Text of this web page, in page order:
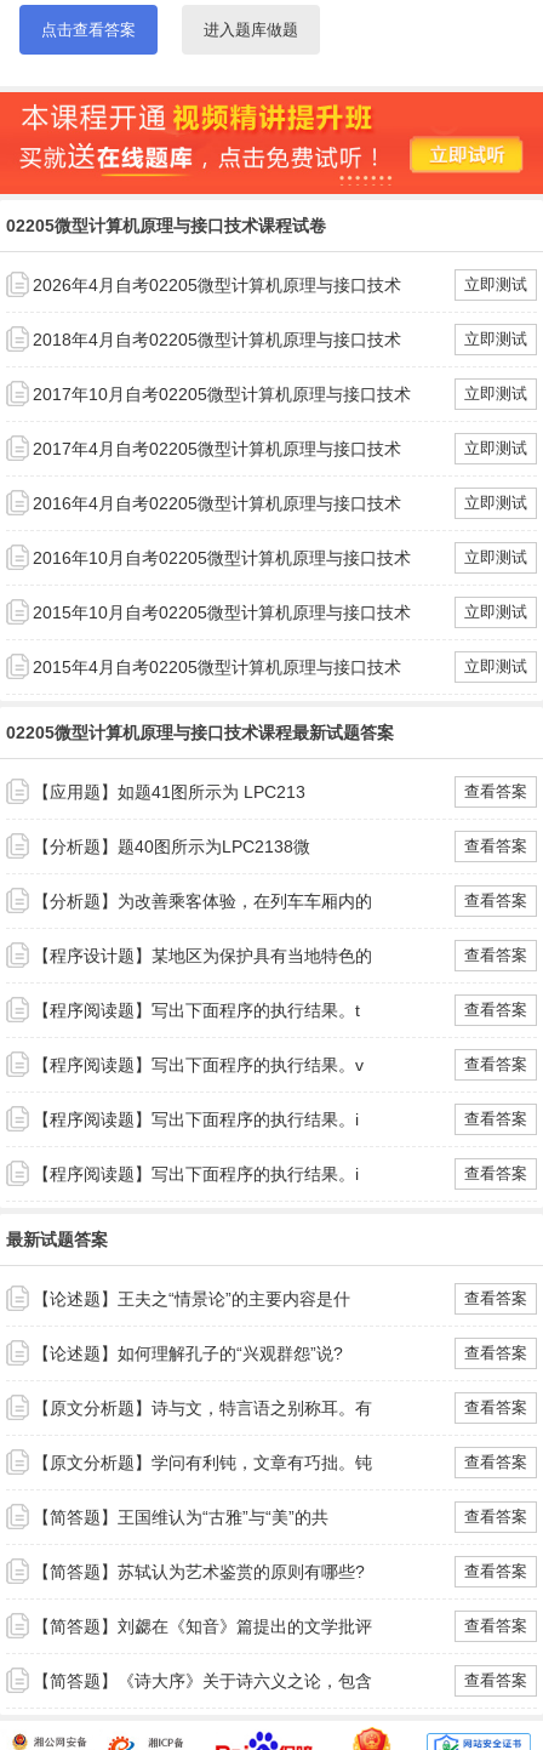
点击查看答案 进入题库做题
02205微型计算机原理与接口技术课程试卷
2026年4月自考02205微型计算机原理与接口技术 立即测试
2018年4月自考02205微型计算机原理与接口技术 立即测试
2017年10月自考02205微型计算机原理与接口技术 立即测试
2017年4月自考02205微型计算机原理与接口技术 立即测试
2016年4月自考02205微型计算机原理与接口技术 立即测试
2016年10月自考02205微型计算机原理与接口技术 立即测试
2015年10月自考02205微型计算机原理与接口技术 立即测试
2015年4月自考02205微型计算机原理与接口技术 立即测试
02205微型计算机原理与接口技术课程最新试题答案
【应用题】如题41图所示为 LPC213 查看答案
【分析题】题40图所示为LPC2138微 查看答案
【分析题】为改善乘客体验，在列车车厢内的 查看答案
【程序设计题】某地区为保护具有当地特色的 查看答案
【程序阅读题】写出下面程序的执行结果。t 查看答案
【程序阅读题】写出下面程序的执行结果。v 查看答案
【程序阅读题】写出下面程序的执行结果。i 查看答案
【程序阅读题】写出下面程序的执行结果。i 查看答案
最新试题答案
【论述题】王夫之“情景论”的主要内容是什 查看答案
【论述题】如何理解孔子的“兴观群怨”说? 查看答案
【原文分析题】诗与文，特言语之别称耳。有 查看答案
【原文分析题】学问有利钝，文章有巧拙。钝 查看答案
【简答题】王国维认为“古雅”与“美”的共 查看答案
【简答题】苏轼认为艺术鉴赏的原则有哪些? 查看答案
【简答题】刘勰在《知音》篇提出的文学批评 查看答案
【简答题】《诗大序》关于诗六义之论，包含 查看答案